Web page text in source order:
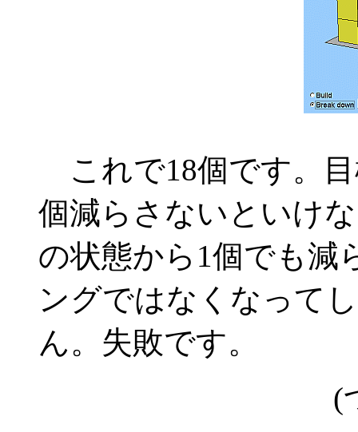
これで18個です。
個減らさないといけ
の状態から1個でも減
ングではなくなって
ん。失敗です。
(